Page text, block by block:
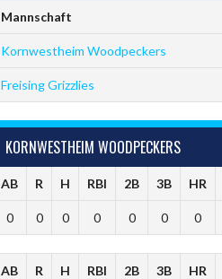
Mannschaft
Kornwestheim Woodpeckers
Freising Grizzlies
KORNWESTHEIM WOODPECKERS
AB R H RBI 2B 3B HR
0 0 0 0 0 0 0
AB R H RBI 2B 3B HR